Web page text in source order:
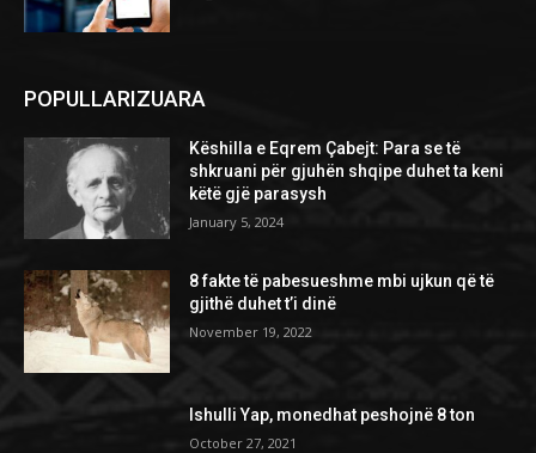
POPULLARIZUARA
Këshilla e Eqrem Çabejt: Para se të
shkruani për gjuhën shqipe duhet ta keni
këtë gjë parasysh
January 5, 2024
8 fakte të pabesueshme mbi ujkun që të
gjithë duhet t’i dinë
November 19, 2022
Ishulli Yap, monedhat peshojnë 8 ton
October 27, 2021